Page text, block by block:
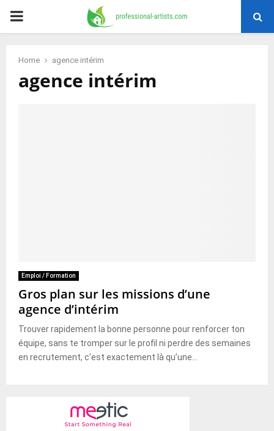
PRIMARY
Home agence intérim
agence intérim
Emploi / Formation
Gros plan sur les missions d’une
agence d’intérim
Trouver rapidement la bonne personne pour renforcer ton
équipe, sans te tromper sur le profil ni perdre des semaines
en recrutement, c’est exactement là qu’une...